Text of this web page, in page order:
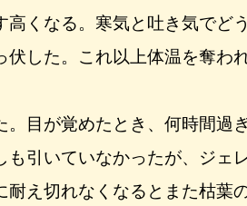
くなる。寒気と吐き気でど
伏した。これ以上体温を奪わ
目が覚めたとき、何時間過
引いていなかったが、ジェ
耐え切れなくなるとまた枯葉